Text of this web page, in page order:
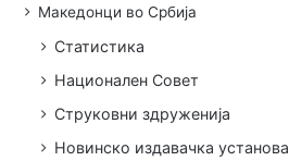
Македонци во Србија
Статистика
Национален Совет
Струковни здруженија
Новинско издавачка установа